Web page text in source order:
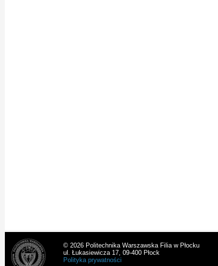
© 2026 Politechnika Warszawska Filia w Płocku
ul. Łukasiewicza 17, 09-400 Płock
Polityka prywatności